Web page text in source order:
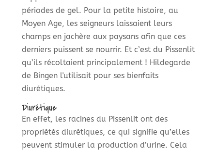
périodes de gel. Pour la petite histoire, au
Moyen Age, les seigneurs laissaient leurs
champs en jachère aux paysans afin que ces
derniers puissent se nourrir. Et c’est du Pissenlit
qu’ils récoltaient principalement ! Hildegarde
de Bingen l'utilisait pour ses bienfaits
diurétiques.
Diurétique
En effet, les racines du Pissenlit ont des
propriétés diurétiques, ce qui signifie qu’elles
peuvent stimuler la production d’urine. Cela